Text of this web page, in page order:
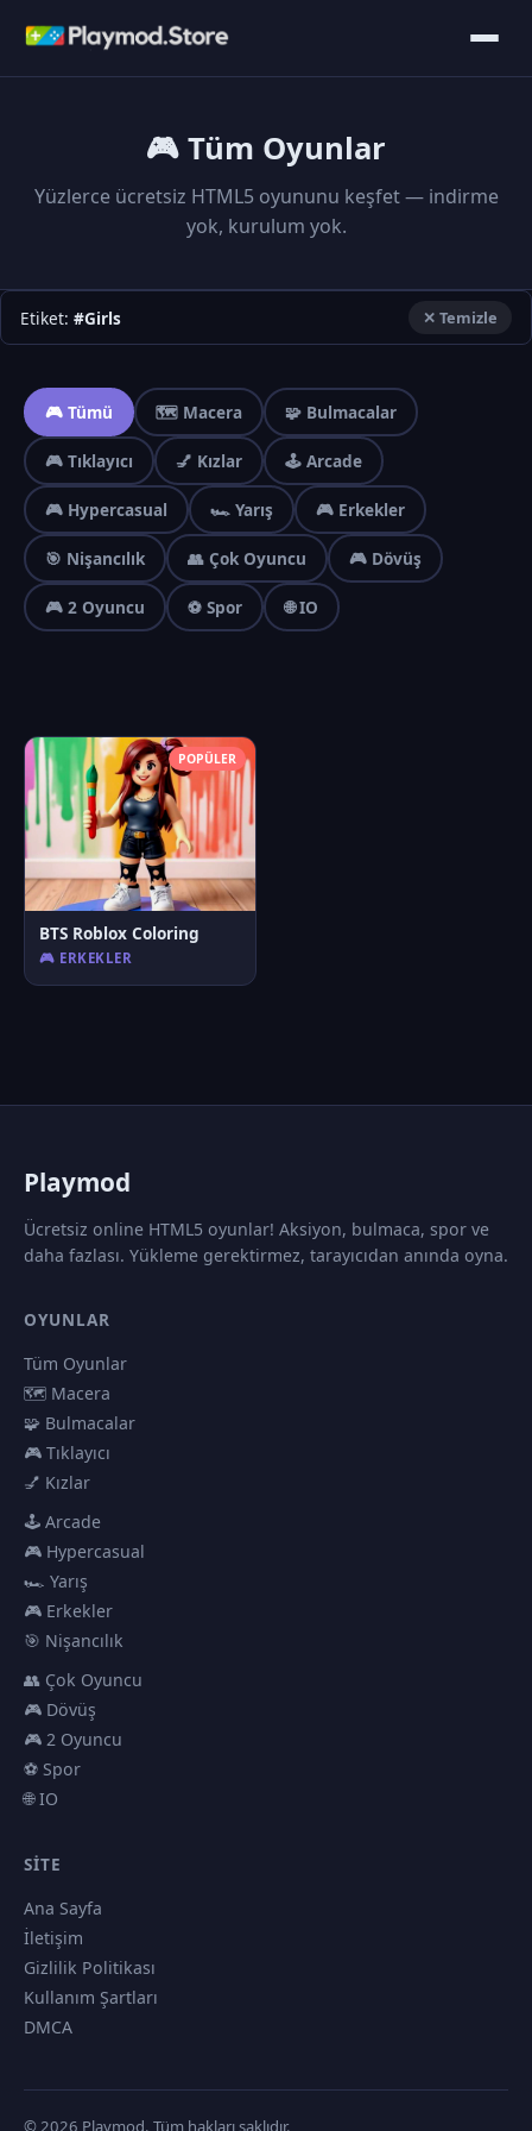
🎮 Tüm Oyunlar
Yüzlerce ücretsiz HTML5 oyununu keşfet — indirme
yok, kurulum yok.
Etiket: #Girls ✕ Temizle
🎮 Tümü 🗺️ Macera 🧩 Bulmacalar
🎮 Tıklayıcı 💅 Kızlar 🕹️ Arcade
🎮 Hypercasual 🏎️ Yarış 🎮 Erkekler
🎯 Nişancılık 👥 Çok Oyuncu 🎮 Dövüş
🎮 2 Oyuncu ⚽ Spor 🌐 IO
POPÜLER
BTS Roblox Coloring
🎮 ERKEKLER
Playmod
Ücretsiz online HTML5 oyunlar! Aksiyon, bulmaca, spor ve
daha fazlası. Yükleme gerektirmez, tarayıcıdan anında oyna.
OYUNLAR
Tüm Oyunlar
🗺️ Macera
🧩 Bulmacalar
🎮 Tıklayıcı
💅 Kızlar
🕹️ Arcade
🎮 Hypercasual
🏎️ Yarış
🎮 Erkekler
🎯 Nişancılık
👥 Çok Oyuncu
🎮 Dövüş
🎮 2 Oyuncu
⚽ Spor
🌐 IO
SITE
Ana Sayfa
İletişim
Gizlilik Politikası
Kullanım Şartları
DMCA
© 2026 Playmod. Tüm hakları saklıdır.